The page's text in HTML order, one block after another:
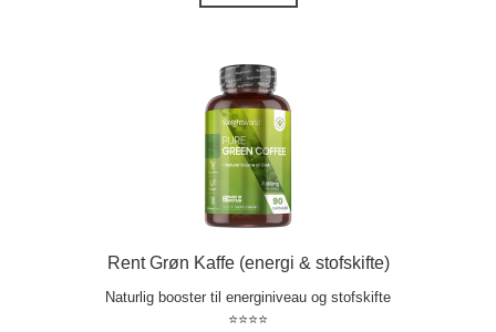
Rent Grøn Kaffe (energi & stofskifte)
Naturlig booster til energiniveau og stofskifte
⭐⭐⭐⭐